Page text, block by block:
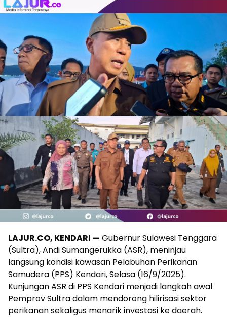
LAJUR.CO, KENDARI — Gubernur Sulawesi Tenggara
(Sultra), Andi Sumangerukka (ASR), meninjau
langsung kondisi kawasan Pelabuhan Perikanan
Samudera (PPS) Kendari, Selasa (16/9/2025).
Kunjungan ASR di PPS Kendari menjadi langkah awal
Pemprov Sultra dalam mendorong hilirisasi sektor
perikanan sekaligus menarik investasi ke daerah.